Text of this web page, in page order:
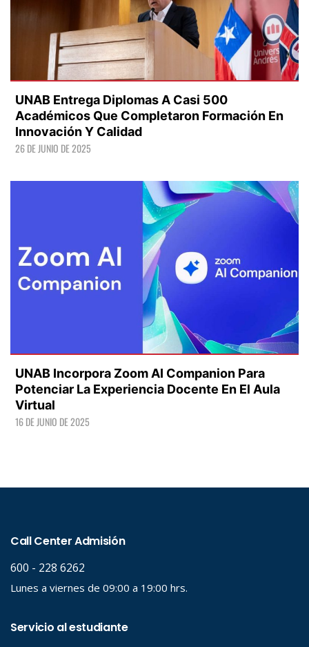
UNAB Entrega Diplomas A Casi 500
Académicos Que Completaron Formación En
Innovación Y Calidad
26 DE JUNIO DE 2025
UNAB Incorpora Zoom AI Companion Para
Potenciar La Experiencia Docente En El Aula
Virtual
16 DE JUNIO DE 2025